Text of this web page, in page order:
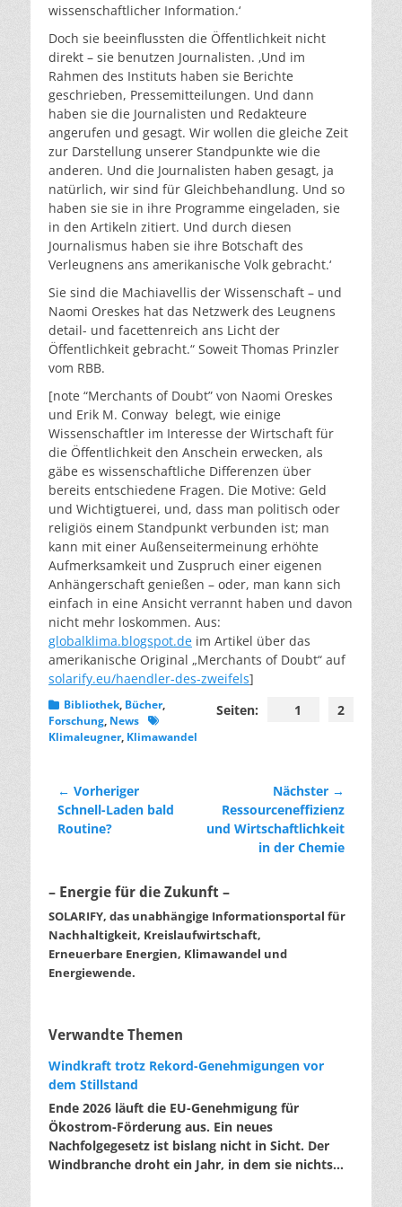
wissenschaftlicher Information.‘
Doch sie beeinflussten die Öffentlichkeit nicht
direkt – sie benutzen Journalisten. ‚Und im
Rahmen des Instituts haben sie Berichte
geschrieben, Pressemitteilungen. Und dann
haben sie die Journalisten und Redakteure
angerufen und gesagt. Wir wollen die gleiche Zeit
zur Darstellung unserer Standpunkte wie die
anderen. Und die Journalisten haben gesagt, ja
natürlich, wir sind für Gleichbehandlung. Und so
haben sie sie in ihre Programme eingeladen, sie
in den Artikeln zitiert. Und durch diesen
Journalismus haben sie ihre Botschaft des
Verleugnens ans amerikanische Volk gebracht.‘
Sie sind die Machiavellis der Wissenschaft – und
Naomi Oreskes hat das Netzwerk des Leugnens
detail- und facettenreich ans Licht der
Öffentlichkeit gebracht.“ Soweit Thomas Prinzler
vom RBB.
[note “Merchants of Doubt” von Naomi Oreskes
und Erik M. Conway belegt, wie einige
Wissenschaftler im Interesse der Wirtschaft für
die Öffentlichkeit den Anschein erwecken, als
gäbe es wissenschaftliche Differenzen über
bereits entschiedene Fragen. Die Motive: Geld
und Wichtigtuerei, und, dass man politisch oder
religiös einem Standpunkt verbunden ist; man
kann mit einer Außenseitermeinung erhöhte
Aufmerksamkeit und Zuspruch einer eigenen
Anhängerschaft genießen – oder, man kann sich
einfach in eine Ansicht verrannt haben und davon
nicht mehr loskommen. Aus:
globalklima.blogspot.de im Artikel über das
amerikanische Original „Merchants of Doubt“ auf
solarify.eu/haendler-des-zweifels]
Seiten:
1 2
Kategorien
Bibliothek, Bücher,
Forschung, News Schlagworte
Klimaleugner, Klimawandel
Beitragsnavigation
← Vorheriger
Vorheriger
Beitrag:
Schnell-Laden bald
Routine?
Nächster →
Nächster
Beitrag:
Ressourceneffizienz
und Wirtschaftlichkeit
in der Chemie
– Energie für die Zukunft –
SOLARIFY, das unabhängige Informationsportal für
Nachhaltigkeit, Kreislaufwirtschaft,
Erneuerbare Energien, Klimawandel und
Energiewende.
Verwandte Themen
Windkraft trotz Rekord-Genehmigungen vor
dem Stillstand
Ende 2026 läuft die EU-Genehmigung für
Ökostrom-Förderung aus. Ein neues
Nachfolgegesetz ist bislang nicht in Sicht. Der
Windbranche droht ein Jahr, in dem sie nichts